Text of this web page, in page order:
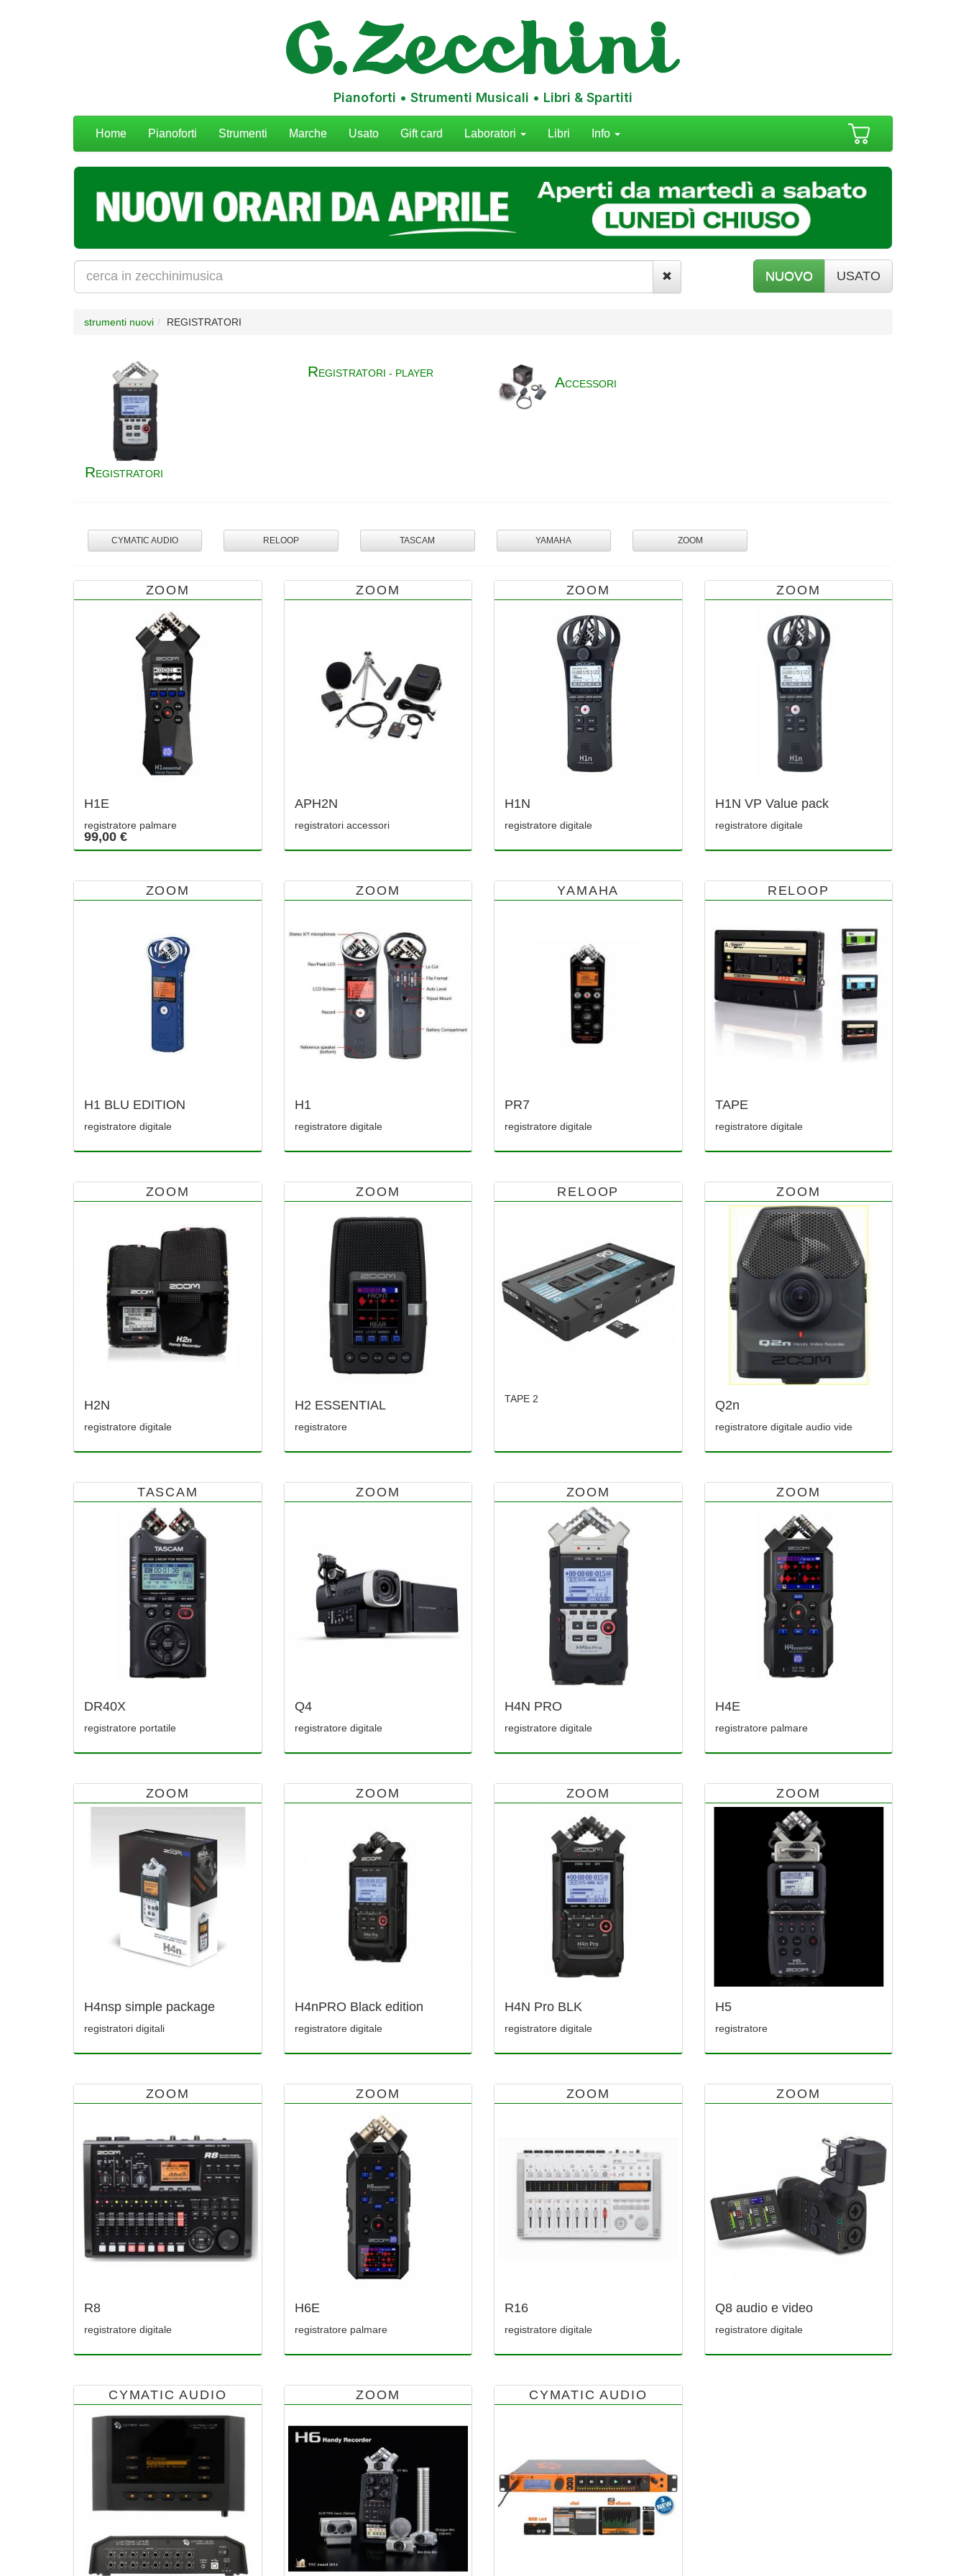
Pianoforti • Strumenti Musicali • Libri & Spartiti
navigazione
Home Pianoforti Strumenti Marche Usato Gift card Laboratori Libri Info
NUOVO USATO
strumenti nuovi REGISTRATORI
REGISTRATORI
REGISTRATORI - PLAYER
ACCESSORI
CYMATIC AUDIO RELOOP TASCAM YAMAHA ZOOM
ZOOM
H1E
registratore palmare
99,00 €
ZOOM
APH2N
registratori accessori
ZOOM
H1N
registratore digitale
ZOOM
H1N VP Value pack
registratore digitale
ZOOM
H1 BLU EDITION
registratore digitale
ZOOM
H1
registratore digitale
YAMAHA
PR7
registratore digitale
RELOOP
TAPE
registratore digitale
ZOOM
H2N
registratore digitale
ZOOM
H2 ESSENTIAL
registratore
RELOOP
TAPE 2
ZOOM
Q2n
registratore digitale audio vide
TASCAM
DR40X
registratore portatile
ZOOM
Q4
registratore digitale
ZOOM
H4N PRO
registratore digitale
ZOOM
H4E
registratore palmare
ZOOM
H4nsp simple package
registratori digitali
ZOOM
H4nPRO Black edition
registratore digitale
ZOOM
H4N Pro BLK
registratore digitale
ZOOM
H5
registratore
ZOOM
R8
registratore digitale
ZOOM
H6E
registratore palmare
ZOOM
R16
registratore digitale
ZOOM
Q8 audio e video
registratore digitale
CYMATIC AUDIO ZOOM CYMATIC AUDIO